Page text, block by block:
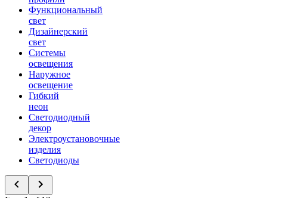
Функциональный
свет
Дизайнерский
свет
Системы
освещения
Наружное
освещение
Гибкий
неон
Светодиодный
декор
Электроустановочные
изделия
Светодиоды